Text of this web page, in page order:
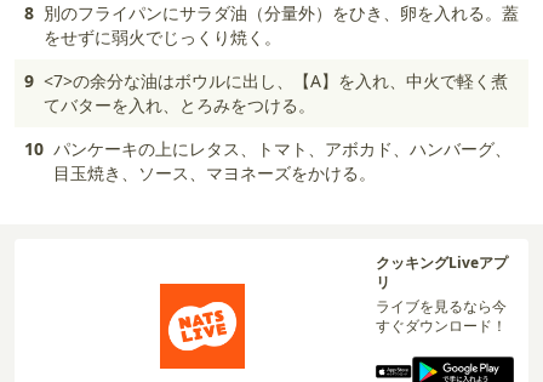
8 別のフライパンにサラダ油（分量外）をひき、卵を入れる。蓋
をせずに弱火でじっくり焼く。
9 <7>の余分な油はボウルに出し、【A】を入れ、中火で軽く煮
てバターを入れ、とろみをつける。
10 パンケーキの上にレタス、トマト、アボカド、ハンバーグ、
目玉焼き、ソース、マヨネーズをかける。
クッキングLiveアプ
リ
ライブを見るなら今
すぐダウンロード！